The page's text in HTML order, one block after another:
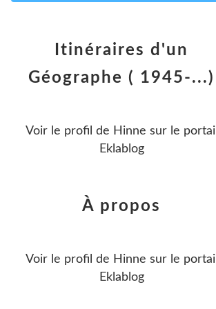
Itinéraires d'un
Géographe ( 1945-...)
Voir le profil de Hinne sur le portail
Eklablog
À propos
Voir le profil de Hinne sur le portail
Eklablog